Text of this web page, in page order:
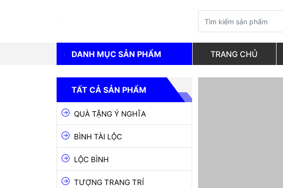
DANH MỤC SẢN PHẨM
QUÀ TẶNG Ý NGHĨA
LỘC BÌNH
TƯỢNG TRANG TRÍ
GỐM BÁT TRÀNG
GỐM CHU ĐẬU
TRANG CHỦ
TẤT CẢ SẢN PHẨM
QUÀ TẶNG Ý NGHĨA
BÌNH TÀI LỘC
LỘC BÌNH
TƯỢNG TRANG TRÍ